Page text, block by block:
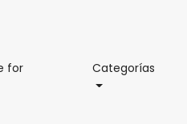
for
Categorías